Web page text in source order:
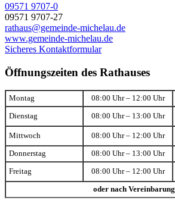
09571 9707-0
09571 9707-27
rathaus@gemeinde-michelau.de
www.gemeinde-michelau.de
Sicheres Kontaktformular
Öffnungszeiten des Rathauses
Montag 08:00 Uhr – 12:00 Uhr
Dienstag 08:00 Uhr – 13:00 Uhr
Mittwoch 08:00 Uhr – 12:00 Uhr
Donnerstag 08:00 Uhr – 13:00 Uhr
Freitag 08:00 Uhr – 12:00 Uhr
oder nach Vereinbarung